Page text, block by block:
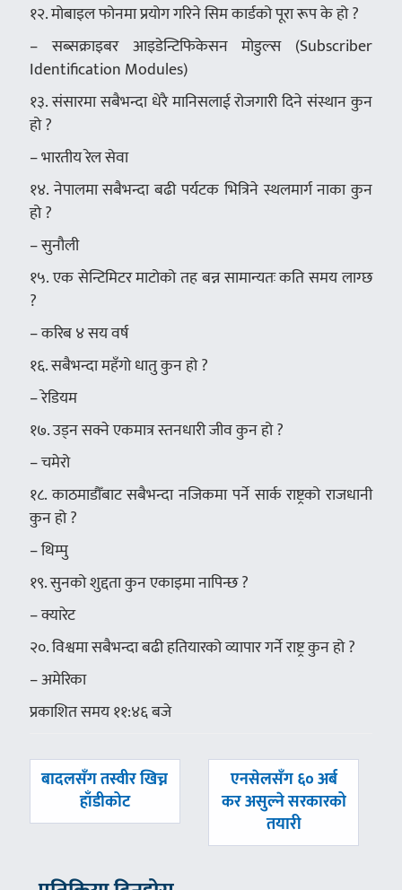
१२. मोबाइल फोनमा प्रयोग गरिने सिम कार्डको पूरा रूप के हो ?
– सब्सक्राइबर आइडेन्टिफिकेसन मोडुल्स (Subscriber
Identification Modules)
१३. संसारमा सबैभन्दा धेरै मानिसलाई रोजगारी दिने संस्थान कुन
हो ?
– भारतीय रेल सेवा
१४. नेपालमा सबैभन्दा बढी पर्यटक भित्रिने स्थलमार्ग नाका कुन
हो ?
– सुनौली
१५. एक सेन्टिमिटर माटोको तह बन्न सामान्यतः कति समय लाग्छ
?
– करिब ४ सय वर्ष
१६. सबैभन्दा महँगो धातु कुन हो ?
– रेडियम
१७. उड्न सक्ने एकमात्र स्तनधारी जीव कुन हो ?
– चमेरो
१८. काठमाडौँबाट सबैभन्दा नजिकमा पर्ने सार्क राष्ट्रको राजधानी
कुन हो ?
– थिम्पु
१९. सुनको शुद्दता कुन एकाइमा नापिन्छ ?
– क्यारेट
२०. विश्वमा सबैभन्दा बढी हतियारको व्यापार गर्ने राष्ट्र कुन हो ?
– अमेरिका
प्रकाशित समय ११:४६ बजे
पछिल्लाे
बादलसँग तस्वीर खिच्न
हाँडीकोट
अघिल्लाे
-
एनसेलसँग ६० अर्ब
कर असुल्ने सरकारको
तयारी